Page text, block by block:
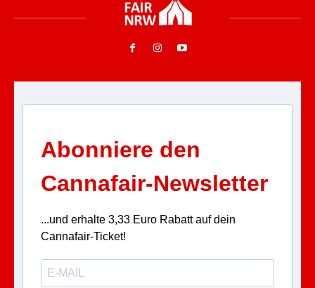
Abonniere den
Cannafair-Newsletter
...und erhalte 3,33 Euro Rabatt auf dein
Cannafair-Ticket!